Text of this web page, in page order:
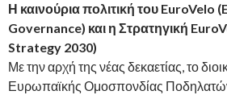
Η καινούρια πολιτική του EuroVelo (
Governance) και η Στρατηγική
Strategy 2030)
Με την αρχή της νέας δεκαετίας, το
Ευρωπαϊκής Ομοσπονδίας Ποδηλατών